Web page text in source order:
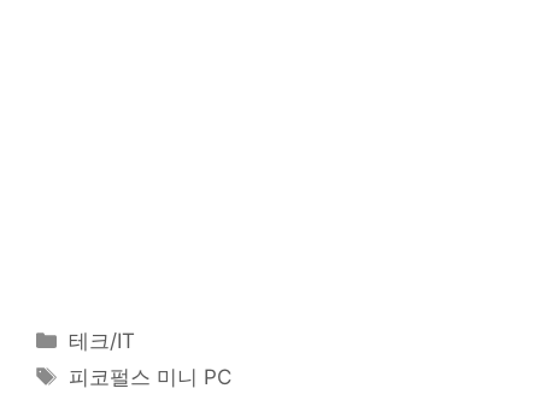
카
테
테크/IT
태
피코펄스 미니 PC